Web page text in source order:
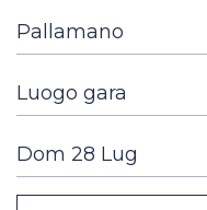
Discipline
Gare
Casa Italia